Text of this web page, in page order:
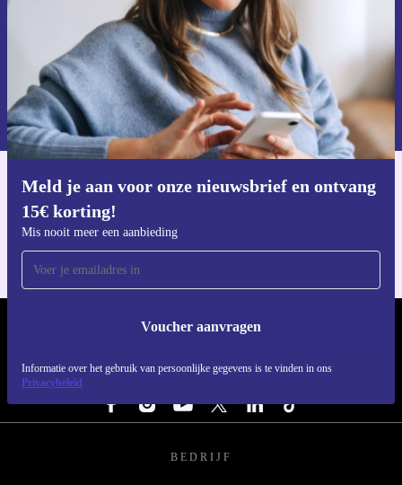
Meld je aan voor onze nieuwsbrief en ontvang
15€ korting!
Mis nooit meer een aanbieding
Voucher aanvragen
Informatie over het gebruik van persoonlijke gegevens is te vinden in ons
Privacybeleid
Voucher aanvragen
Informatie over het gebruik van persoonsgegevens vind je in ons
privacybeleid
Download de refurbed app
REFURBED NEDERLAND - RETHINK NEW.
VOLG ONS
BEDRIJF